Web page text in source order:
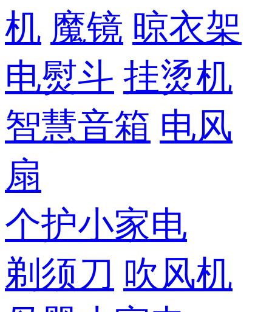
机 魔镜 晾衣架
电熨斗 挂烫机
智慧音箱 电风
扇
个护小家电
剃须刀 吹风机